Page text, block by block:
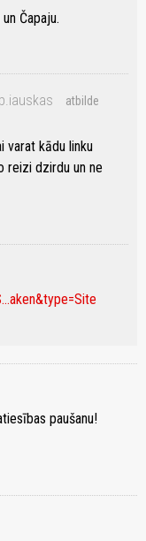
Čapaju.
atbilde
varat kādu linku
reizi dzirdu un ne
paušanu!